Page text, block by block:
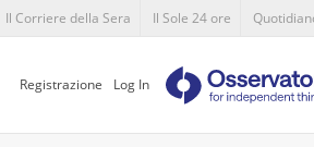
Il Corriere della Sera Il Sole 24 ore
CercaRegistrazione Log In